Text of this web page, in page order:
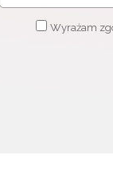
Wyrażam